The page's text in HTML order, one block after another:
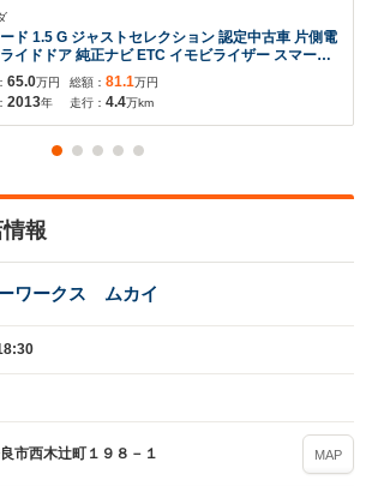
ド 1.5 G ジャストセレクション 認定中古車 片側電
イドドア 純正ナビ ETC イモビライザー スマート
フロアマット 3列目シート ウォークスルー ABS
ワンセグ CD/DVD再生 USB接続
65.0万円
2013年
総額： 81.1万円
走行： 4.4万km
報
ワークス ムカイ
市西木辻町１９８－１ MAP
合わせをする際に自動入力されます